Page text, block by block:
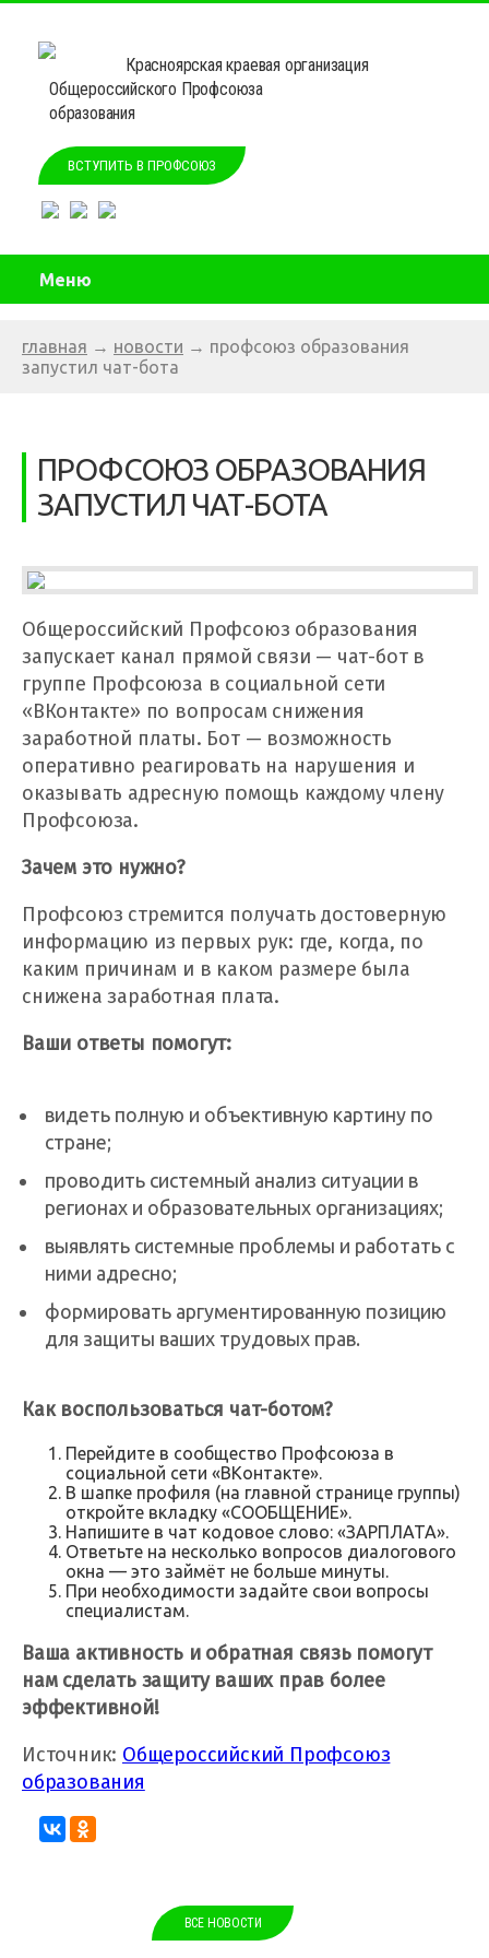
Красноярская краевая организация
Общероссийского Профсоюза
образования
ВСТУПИТЬ В ПРОФСОЮЗ
Меню
главная → новости → профсоюз образования
запустил чат-бота
ПРОФСОЮЗ ОБРАЗОВАНИЯ
ЗАПУСТИЛ ЧАТ-БОТА
Общероссийский Профсоюз образования
запускает канал прямой связи — чат-бот в
группе Профсоюза в социальной сети
«ВКонтакте» по вопросам снижения
заработной платы. Бот — возможность
оперативно реагировать на нарушения и
оказывать адресную помощь каждому члену
Профсоюза.
Зачем это нужно?
Профсоюз стремится получать достоверную
информацию из первых рук: где, когда, по
каким причинам и в каком размере была
снижена заработная плата.
Ваши ответы помогут:
видеть полную и объективную картину по
стране;
проводить системный анализ ситуации в
регионах и образовательных организациях;
выявлять системные проблемы и работать с
ними адресно;
формировать аргументированную позицию
для защиты ваших трудовых прав.
Как воспользоваться чат-ботом?
Перейдите в сообщество Профсоюза в
социальной сети «ВКонтакте».
В шапке профиля (на главной странице группы)
откройте вкладку «СООБЩЕНИЕ».
Напишите в чат кодовое слово: «ЗАРПЛАТА».
Ответьте на несколько вопросов диалогового
окна — это займёт не больше минуты.
При необходимости задайте свои вопросы
специалистам.
Ваша активность и обратная связь помогут
нам сделать защиту ваших прав более
эффективной!
Источник: Общероссийский Профсоюз
образования
ВСЕ НОВОСТИ